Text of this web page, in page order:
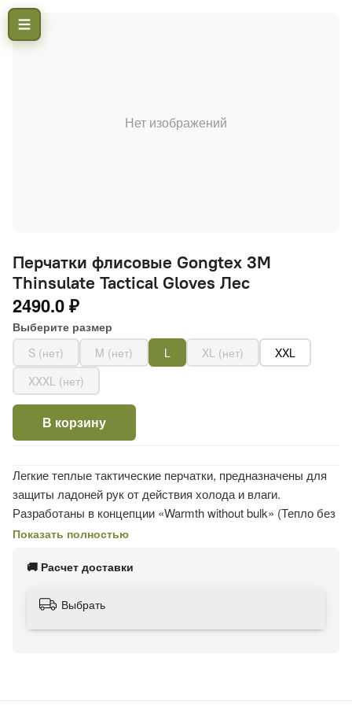
Нет изображений
Перчатки флисовые Gongtex 3M
Thinsulate Tactical Gloves Лес
2490.0 ₽
Выберите размер
S (нет)
M (нет) L XL (нет)
XXL
XXXL (нет)
В корзину
Легкие теплые тактические перчатки, предназначены для
защиты ладоней рук от действия холода и влаги.
Разработаны в концепции «Warmth without bulk» (Тепло без
громоздкости) Применение революционного оригинального
улучшить эксплуатационные качества перчаток:
• Малый вес (всего 120г);
Показать полностью
🚚 Расчет доставки
Выбрать